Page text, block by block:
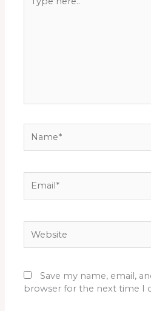
here..
Save my name, email,
browser for the next time I